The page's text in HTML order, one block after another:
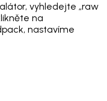
vyhledejte „raw
na
nastavíme